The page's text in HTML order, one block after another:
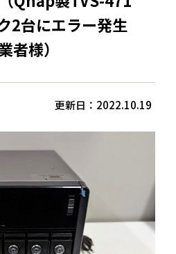
2台にエラー発生
者様）
更新日：2022.10.19